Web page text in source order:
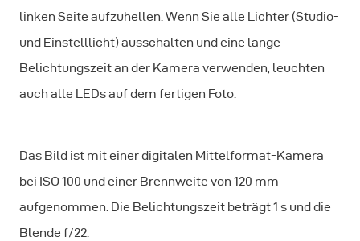
linken Seite aufzuhellen. Wenn Sie alle Lichter (Studio-
und Einstelllicht) ausschalten und eine lange
Belichtungszeit an der Kamera verwenden, leuchten
auch alle LEDs auf dem fertigen Foto.
Das Bild ist mit einer digitalen Mittelformat-Kamera
bei ISO 100 und einer Brennweite von 120 mm
aufgenommen. Die Belichtungszeit beträgt 1 s und die
Blende f/22.